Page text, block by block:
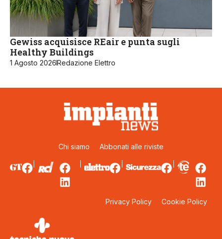
Gewiss acquisisce REair e punta sugli
Healthy Buildings
1 Agosto 2026Redazione Elettro
Chi siamo Abbonati alle riviste
Privacy Policy Cookie Policy